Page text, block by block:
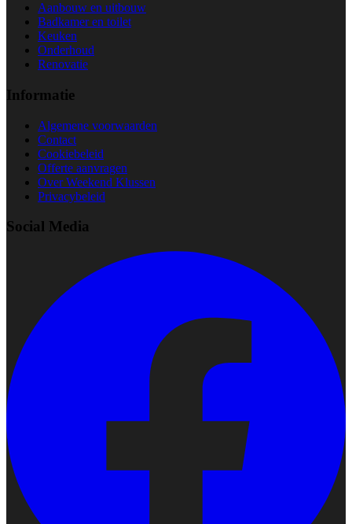
Aanbouw en uitbouw
Badkamer en toilet
Keuken
Onderhoud
Renovatie
Informatie
Algemene voorwaarden
Contact
Cookiebeleid
Offerte aanvragen
Over Weekend Klussen
Privacybeleid
Social Media